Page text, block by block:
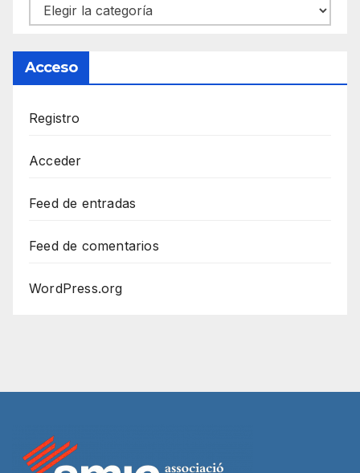
Categorías
Acceso
Registro
Acceder
Feed de entradas
Feed de comentarios
WordPress.org